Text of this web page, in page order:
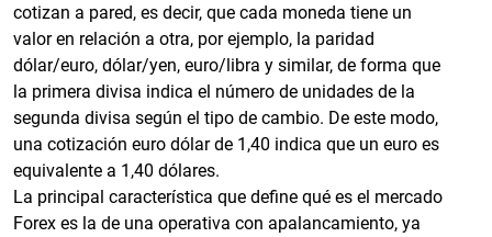
cotizan a pared, es decir, que cada moneda tiene un
valor en relación a otra, por ejemplo, la paridad
dólar/euro, dólar/yen, euro/libra y similar, de forma que
la primera divisa indica el número de unidades de la
segunda divisa según el tipo de cambio. De este modo,
una cotización euro dólar de 1,40 indica que un euro es
equivalente a 1,40 dólares.
La principal característica que define qué es el mercado
Forex es la de una operativa con apalancamiento, ya